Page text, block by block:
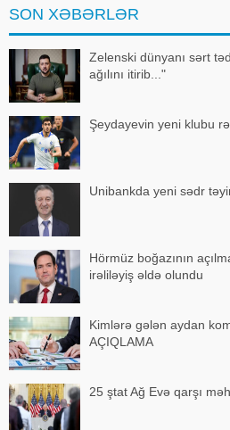
SON XƏBƏRLƏR
Zelenski dünyanı sərt
ağılını itirib..."
Şeydayevin yeni klubu
Unibankda yeni sədr
Hörmüz boğazının
irəliləyiş əldə olundu
Kimlərə gələn aydan
AÇIQLAMA
25 ştat Ağ Evə qarşı